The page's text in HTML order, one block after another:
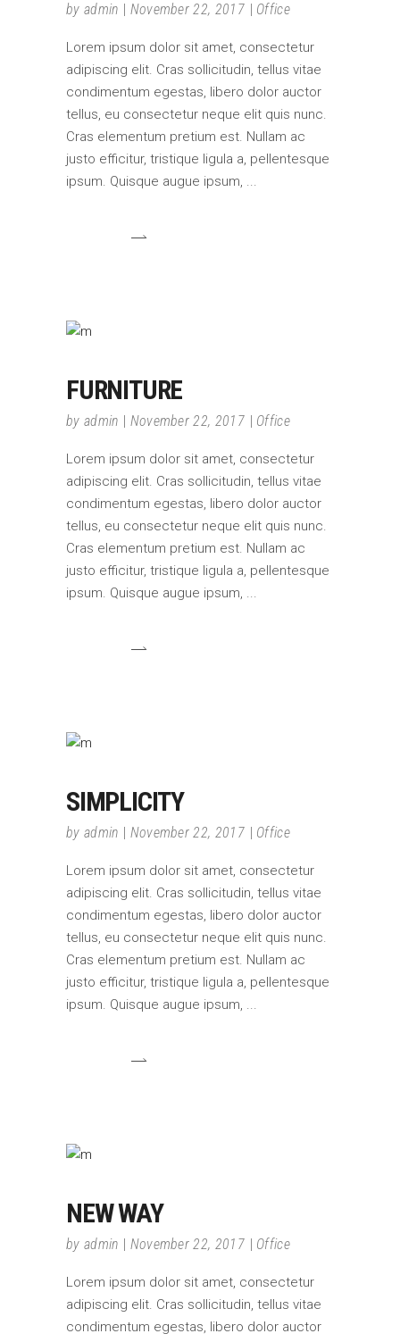
by admin November 22, 2017 Office
Lorem ipsum dolor sit amet, consectetur
adipiscing elit. Cras sollicitudin, tellus vitae
condimentum egestas, libero dolor auctor
tellus, eu consectetur neque elit quis nunc.
Cras elementum pretium est. Nullam ac
justo efficitur, tristique ligula a, pellentesque
ipsum. Quisque augue ipsum,
FURNITURE
by admin November 22, 2017 Office
Lorem ipsum dolor sit amet, consectetur
adipiscing elit. Cras sollicitudin, tellus vitae
condimentum egestas, libero dolor auctor
tellus, eu consectetur neque elit quis nunc.
Cras elementum pretium est. Nullam ac
justo efficitur, tristique ligula a, pellentesque
ipsum. Quisque augue ipsum,
SIMPLICITY
by admin November 22, 2017 Office
Lorem ipsum dolor sit amet, consectetur
adipiscing elit. Cras sollicitudin, tellus vitae
condimentum egestas, libero dolor auctor
tellus, eu consectetur neque elit quis nunc.
Cras elementum pretium est. Nullam ac
justo efficitur, tristique ligula a, pellentesque
ipsum. Quisque augue ipsum,
NEW WAY
by admin November 22, 2017 Office
Lorem ipsum dolor sit amet, consectetur
adipiscing elit. Cras sollicitudin, tellus vitae
condimentum egestas, libero dolor auctor